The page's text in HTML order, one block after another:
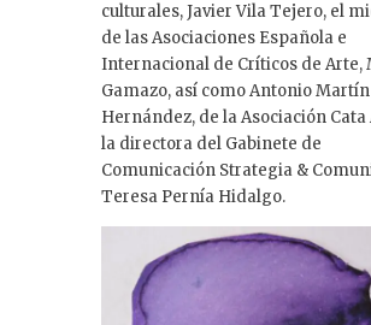
culturales, Javier Vila Tejero, el
de las Asociaciones Española e
Internacional de Críticos de Arte,
Gamazo, así como Antonio Martín
Hernández, de la Asociación Cata
la directora del Gabinete de
Comunicación Strategia &
Teresa Pernía Hidalgo.